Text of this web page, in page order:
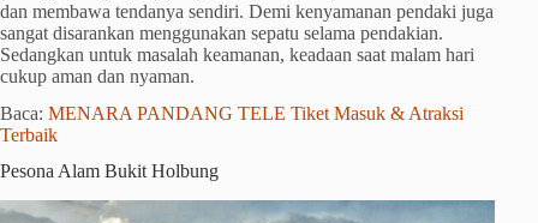
dan membawa tendanya sendiri. Demi kenyamanan pendaki juga
sangat disarankan menggunakan sepatu selama pendakian.
Sedangkan untuk masalah keamanan, keadaan saat malam hari
cukup aman dan nyaman.
Baca: MENARA PANDANG TELE Tiket Masuk & Atraksi
Terbaik
Pesona Alam Bukit Holbung